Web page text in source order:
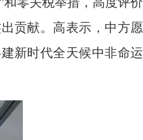
贡献。高表示，中方愿
新时代全天候中非命运